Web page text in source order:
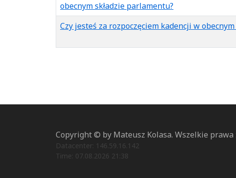
obecnym składzie parlamentu?
Czy jesteś za rozpoczęciem kadencji w
Copyright © by Mateusz Kolasa. Wszelkie prawa
Datacenter: 146.59.16.142
Time: 07.08.2026 21:38